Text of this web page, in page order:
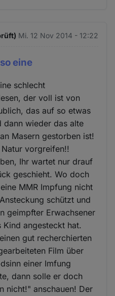
Mi. 12 Nov 2014 - 12:22
eine
schlecht
der voll ist von
das auf so etwas
dann wieder das alte
Masern gestorben ist!
vorgreifen!!
Ihr wartet nur drauf
geschieht. Wo doch
MMR Impfung nicht
schützt und
geimpfter Erwachsener
Kind angesteckt hat.
gut recherchierten
Film über
einer Imfung
dann solle er doch
nicht!" anschauen! Der